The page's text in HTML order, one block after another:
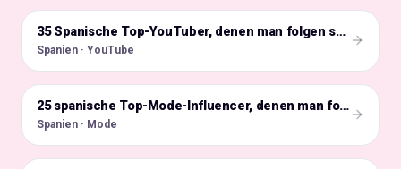
🇪🇸 35 Spanische Top-YouTuber, denen man folgen sollte
Spanien · YouTube
🇪🇸 25 spanische Top-Mode-Influencer, denen man folgen sollte
Spanien · Mode